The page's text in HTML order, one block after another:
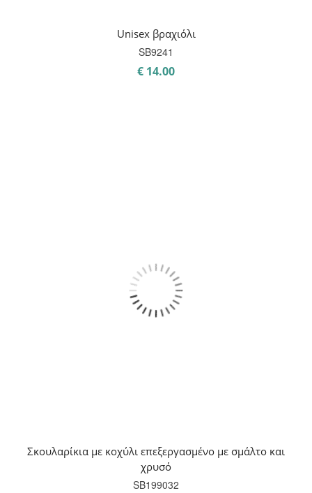
Unisex βραχιόλι
SB9241
€ 14.00
Σκουλαρίκια με κοχύλι επεξεργασμένο με σμάλτο και
χρυσό
SB199032